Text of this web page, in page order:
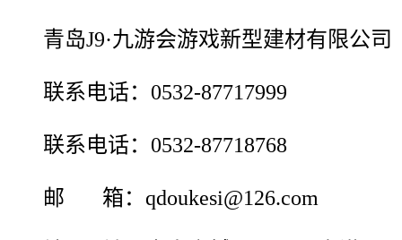
青岛J9·九游会游戏新型建材有限公司
联系电话：0532-87717999
联系电话：0532-87718768
邮 箱：qdoukesi@126.com